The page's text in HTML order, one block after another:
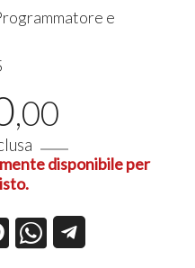
e
,00
disponibile per